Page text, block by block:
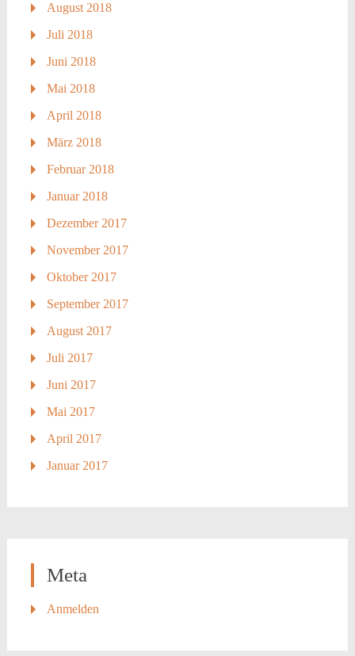
August 2018
Juli 2018
Juni 2018
Mai 2018
April 2018
März 2018
Februar 2018
Januar 2018
Dezember 2017
November 2017
Oktober 2017
September 2017
August 2017
Juli 2017
Juni 2017
Mai 2017
April 2017
Januar 2017
Meta
Anmelden